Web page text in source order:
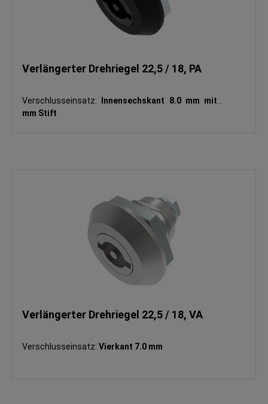
Verlängerter Drehriegel 22,5 / 18, PA
Verschlusseinsatz:
Innensechskant 8.0 mm mit 3
mm Stift
Verlängerter Drehriegel 22,5 / 18, VA
Verschlusseinsatz: Vierkant 7.0 mm